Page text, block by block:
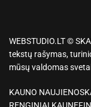
WEBSTUDIO.LT ©
tekstų rašymas,
mūsų valdomas
KAUNO NAUJIENOS
RENGINIAI KAUNE